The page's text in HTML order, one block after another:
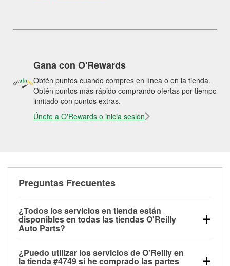
Gana con O'Rewards
Obtén puntos cuando compres en línea o en la tienda.
Obtén puntos más rápido comprando ofertas por tiempo
limitado con puntos extras.
Únete a O'Rewards o inicia sesión
Preguntas Frecuentes
¿Todos los servicios en tienda están
disponibles en todas las tiendas O'Reilly
Auto Parts?
las pruebas de batería, pruebas de alternador y
¿Puedo utilizar los servicios de O'Reilly en
la tienda #4749 si he comprado las partes